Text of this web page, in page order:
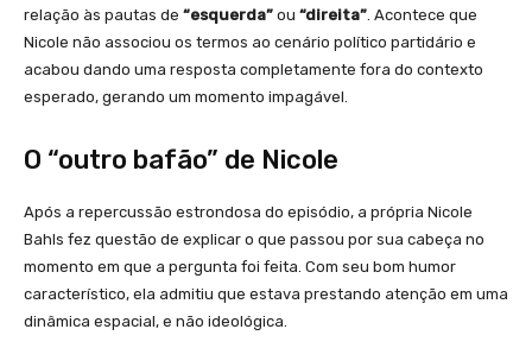
relação às pautas de “esquerda” ou “direita”. Acontece que
Nicole não associou os termos ao cenário político partidário e
acabou dando uma resposta completamente fora do contexto
esperado, gerando um momento impagável.
O “outro bafão” de Nicole
Após a repercussão estrondosa do episódio, a própria Nicole
Bahls fez questão de explicar o que passou por sua cabeça no
momento em que a pergunta foi feita. Com seu bom humor
característico, ela admitiu que estava prestando atenção em uma
dinâmica espacial, e não ideológica.